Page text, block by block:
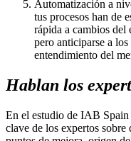
Automatización a
tus procesos han de
rápida a cambios del
pero anticiparse a
entendimiento del
Hablan los
En el estudio de IAB
clave de los expertos